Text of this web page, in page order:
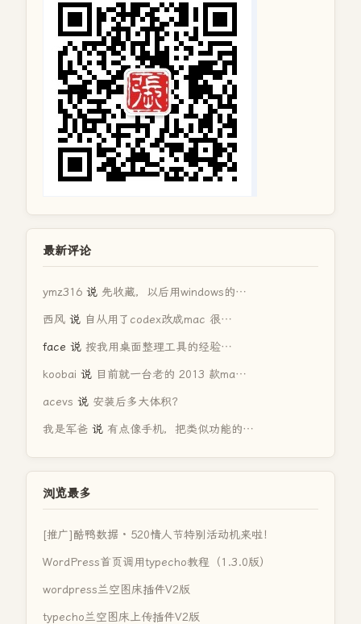
最新评论
ymz316 说 先收藏，以后用windows的…
西风 说 自从用了codex改成mac 很…
face 说 按我用桌面整理工具的经验…
koobai 说 目前就一台老的 2013 款ma…
acevs 说 安装后多大体积？
我是军爸 说 有点像手机，把类似功能的…
浏览最多
[推广]酷鸭数据 · 520情人节特别活动机来啦！
WordPress首页调用typecho教程（1.3.0版）
wordpress兰空图床插件V2版
typecho兰空图床上传插件V2版